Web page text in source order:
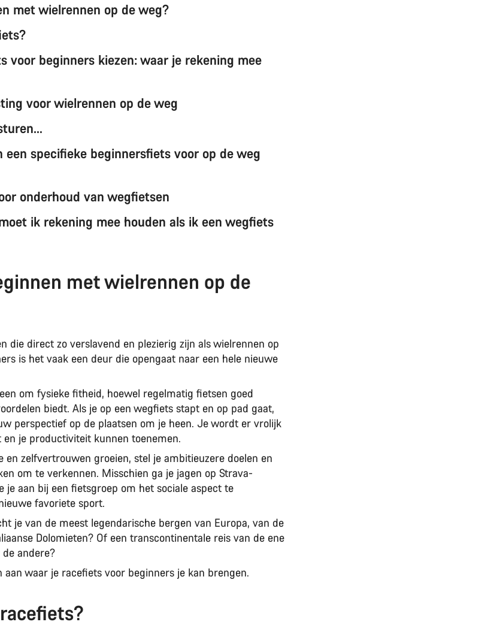
met wielrennen op de weg?
voor beginners kiezen: waar je rekening mee
voor wielrennen op de weg
een specifieke beginnersfiets voor op de weg
onderhoud van wegfietsen
ik rekening mee houden als ik een wegfiets
met wielrennen op de
die direct zo verslavend en plezierig zijn als wielrennen op
is het vaak een deur die opengaat naar een hele nieuwe
om fysieke fitheid, hoewel regelmatig fietsen goed
biedt. Als je op een wegfiets stapt en op pad gaat,
perspectief op de plaatsen om je heen. Je wordt er vrolijk
je productiviteit kunnen toenemen.
en zelfvertrouwen groeien, stel je ambitieuzere doelen en
om te verkennen. Misschien ga je jagen op Strava-
je aan bij een fietsgroep om het sociale aspect te
favoriete sport.
je van de meest legendarische bergen van Europa, van de
Dolomieten? Of een transcontinentale reis van de ene
andere?
aan waar je racefiets voor beginners je kan brengen.